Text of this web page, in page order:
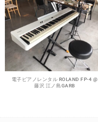
電子ピアノレンタル ROLAND FP-4 @
藤沢 江ノ島GARB